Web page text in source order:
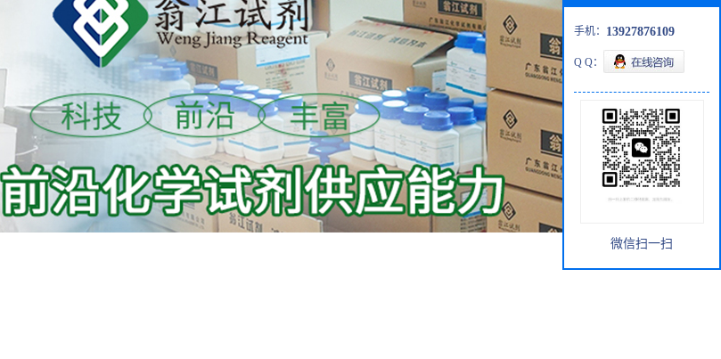
手机： 13927876109
Q Q：
微信扫一扫